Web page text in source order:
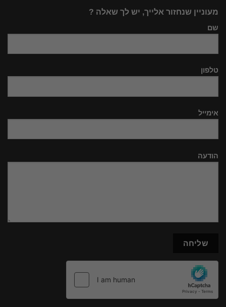
מעוניין שנחזור אלייך, יש לך שאלה ?
שם
טלפון
אימייל
הודעה